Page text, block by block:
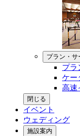
プラン・サ
プラ
ケー
高速
閉じる
イベント
ウェディング
施設案内